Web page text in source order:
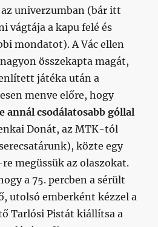
univerzumban (bár itt
vágtája a kapu felé és
mondatot). A Vác ellen
összekapta magát,
játéka után a
menve előre, hogy
annál csodálatosabb góllal
Donát, az MTK-tól
közte egy
megüssük az olaszokat.
a 75. percben a sérült
utolsó emberként kézzel a
Tarlósi Pistát kiállítsa a